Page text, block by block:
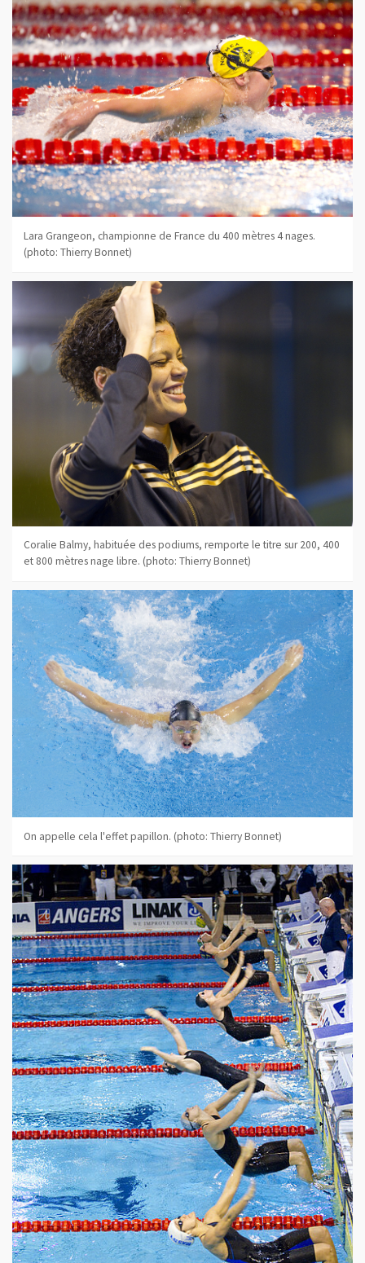
Lara Grangeon, championne de France du 400 mètres 4 nages.
(photo: Thierry Bonnet)
Coralie Balmy, habituée des podiums, remporte le titre sur 200, 400
et 800 mètres nage libre. (photo: Thierry Bonnet)
On appelle cela l'effet papillon. (photo: Thierry Bonnet)